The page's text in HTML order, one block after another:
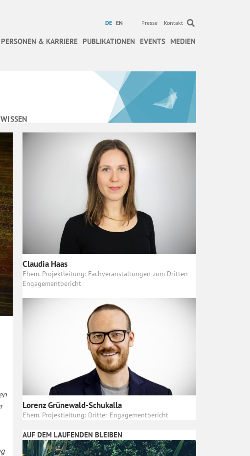
DE EN Presse Kontakt
PERSONEN & KARRIERE PUBLIKATIONEN EVENTS MEDIEN
WISSEN
Claudia Haas
Ehem. Projektleitung: Fachveranstaltungen zum Dritten
Engagementbericht
Lorenz Grünewald-Schukalla
Ehem. Projektleitung: Dritter Engagementbericht
AUF DEM LAUFENDEN BLEIBEN